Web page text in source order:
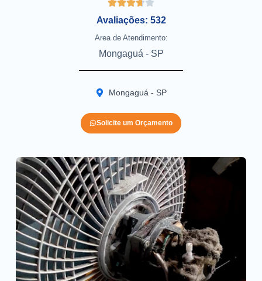
Avaliações: 532
Area de Atendimento:
Mongaguá - SP
Mongaguá - SP
Solicite um Orçamento